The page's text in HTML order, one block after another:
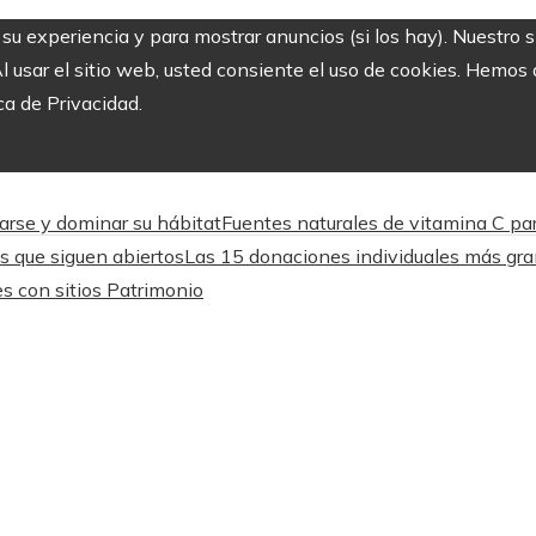
experiencia y para mostrar anuncios (si los hay).
usar el sitio web, usted consiente el uso de cookies.
de Privacidad.
y dominar su hábitatFuentes naturales de vitamina C
que siguen abiertosLas 15 donaciones individuales más
con sitios Patrimonio